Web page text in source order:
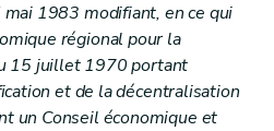
1983 modifiant, en ce qui
régional pour la
15 juillet 1970 portant
et de la décentralisation
un Conseil économique et